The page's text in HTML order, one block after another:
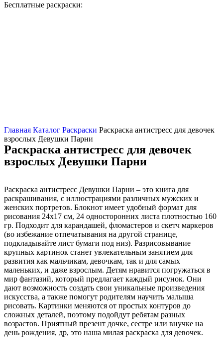
Бесплатные раскраски:
Главная Каталог Раскраски Раскраска антистресс для девочек
взрослых Девушки Парни
Раскраска антистресс для девочек
взрослых Девушки Парни
Раскраска антистресс Девушки Парни – это книга для
раскрашивания, с иллюстрациями различных мужских и
женских портретов. Блокнот имеет удобный формат для
рисования 24х17 см, 24 односторонних листа плотностью 160
гр. Подходит для карандашей, фломастеров и скетч маркеров
(во избежание отпечатывания на другой странице,
подкладывайте лист бумаги под низ). Разрисовывание
крупных картинок станет увлекательным занятием для
развития как мальчикам, девочкам, так и для самых
маленьких, и даже взрослым. Детям нравится погружаться в
мир фантазий, который предлагает каждый рисунок. Они
дают возможность создать свои уникальные произведения
искусства, а также помогут родителям научить малыша
рисовать. Картинки меняются от простых контуров до
сложных деталей, поэтому подойдут ребятам разных
возрастов. Приятный презент дочке, сестре или внучке на
день рождения, др, это наша милая раскраска для девочек.